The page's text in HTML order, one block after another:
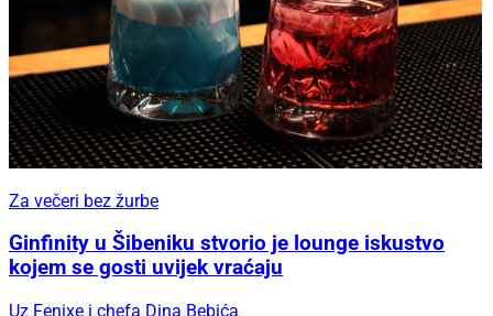
Za večeri bez žurbe
Ginfinity u Šibeniku stvorio je lounge iskustvo
kojem se gosti uvijek vraćaju
Uz Fenixe i chefa Dina Bebića